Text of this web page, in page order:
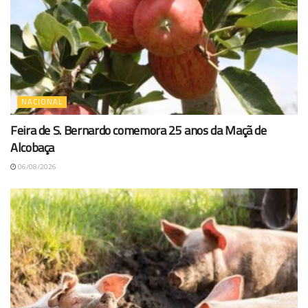
NACIONAL
Feira de S. Bernardo comemora 25 anos da Maçã de
Alcobaça
06/08/2026